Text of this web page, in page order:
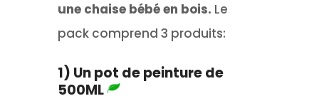
une chaise bébé en bois. Le
pack comprend 3 produits:
1) Un pot de peinture de
500ML